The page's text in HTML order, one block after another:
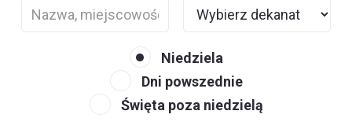
Niedziela
Dni powszednie
Święta poza niedzielą